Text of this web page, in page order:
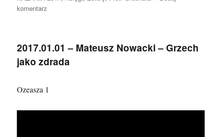
komentarz
Gruchała
2017.01.01 – Mateusz Nowacki – Grzech
jako zdrada
Ozeasza 1